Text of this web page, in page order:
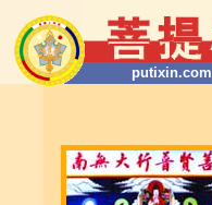
putixin.com